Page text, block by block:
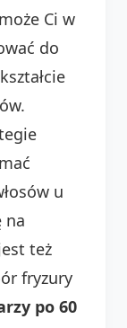
Ci w
do
u
na
też
fryzury
po 60